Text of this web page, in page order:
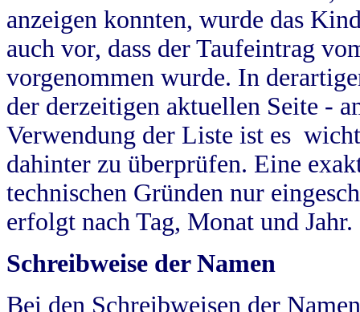
anzeigen konnten, wurde das
auch vor, dass der Taufeintrag
vorgenommen wurde. In
der derzeitigen aktuellen Seite -
Verwendung der Liste ist es
dahinter zu überprüfen. Eine
technischen Gründen nur
erfolgt nach Tag, Monat und Jahr.
Schreibweise der Namen
Bei den Schreibweisen der